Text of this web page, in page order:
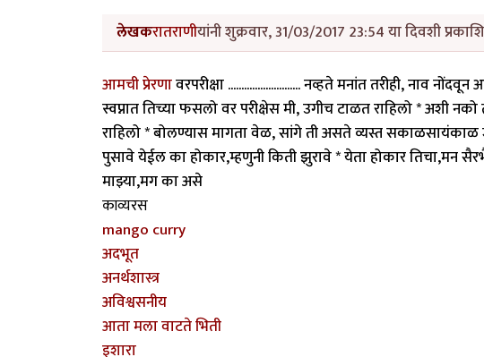
लेखकरातराणीयांनी शुक्रवार, 31/03/2017 23:54 या दिवशी
आमची प्रेरणावरपरीक्षा ........................... नव्हते मनांत तरीही, नाव
स्वप्नात तिच्या फसलो वर परीक्षेस मी, उगीच टाळत राहिलो * अशी
राहिलो * बोलण्यास मागता वेळ, सांगे ती असते व्यस्त सकाळसायंकाळ
पुसावे येईल का होकार,म्हणुनी किती झुरावे * येता होकार तिचा,मन
माझ्या,मग का असे
काव्यरस
mango curry
अदभूत
अनर्थशास्त्र
अविश्वसनीय
आता मला वाटते भिती
इशारा